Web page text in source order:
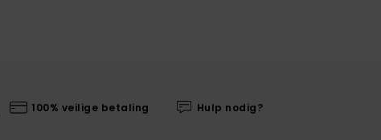
100% veilige betaling Hulp nodig?